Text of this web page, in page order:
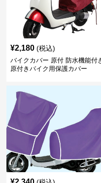
¥2,180 (税込)
バイクカバー 原付 防水機能付
原付きバイク用保護カバー